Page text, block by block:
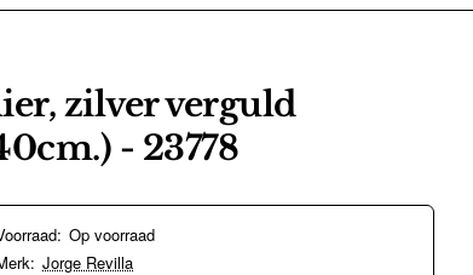
zilver verguld
- 23778
Op voorraad
Jorge Revilla